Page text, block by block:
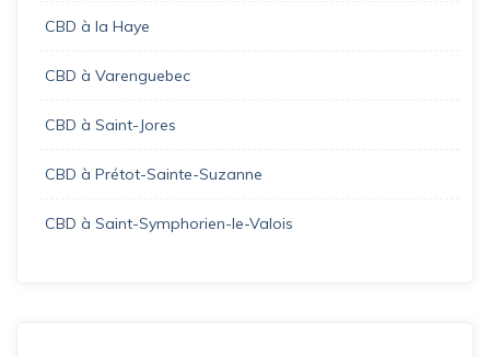
CBD à la Haye
CBD à Varenguebec
CBD à Saint-Jores
CBD à Prétot-Sainte-Suzanne
CBD à Saint-Symphorien-le-Valois